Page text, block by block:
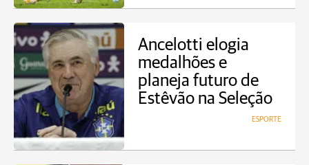
Ancelotti elogia
medalhões e
planeja futuro de
Estêvão na Seleção
ESPORTE